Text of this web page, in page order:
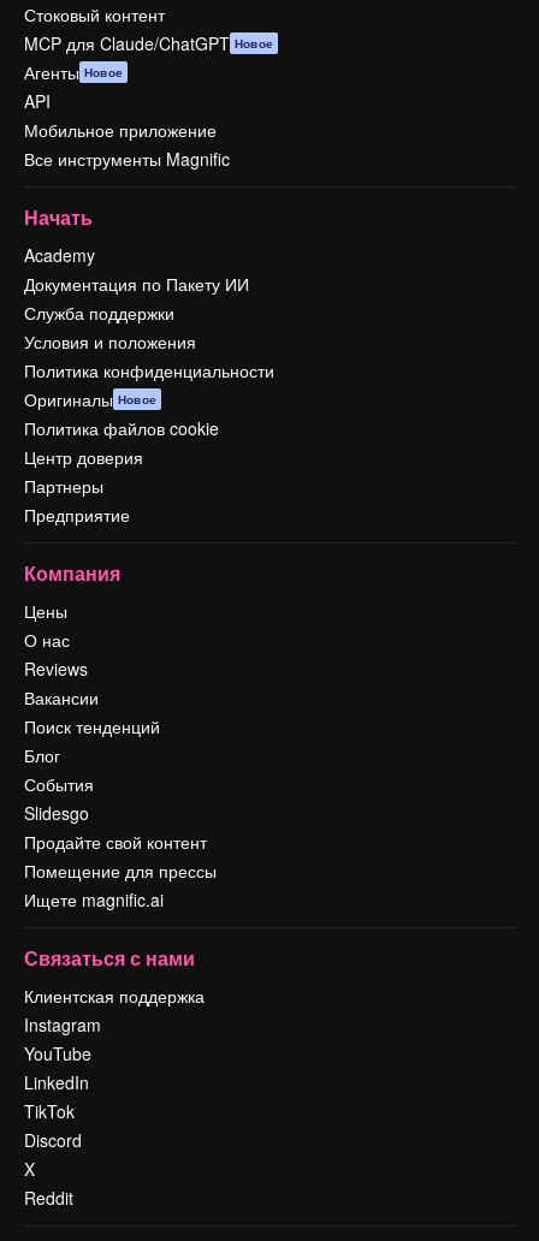
Стоковый контент
MCP для Claude/ChatGPT Новое
Агенты Новое
API
Мобильное приложение
Все инструменты Magnific
Начать
Academy
Документация по Пакету ИИ
Служба поддержки
Условия и положения
Политика конфиденциальности
Оригиналы Новое
Политика файлов cookie
Центр доверия
Партнеры
Предприятие
Компания
Цены
О нас
Reviews
Вакансии
Поиск тенденций
Блог
События
Slidesgo
Продайте свой контент
Помещение для прессы
Ищете magnific.ai
Связаться с нами
Клиентская поддержка
Instagram
YouTube
LinkedIn
TikTok
Discord
X
Reddit